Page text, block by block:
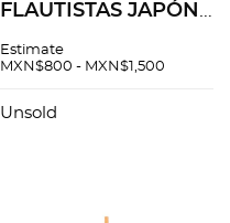
FLAUTISTAS JAPÓN
Elaborados en
policromada
Estimate
MXN$800 - MXN$1,500
Unsold